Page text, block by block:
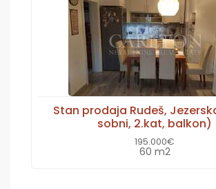
Stan prodaja Rudeš,
sobni, 2.kat, balkon)
195.000€
60 m2